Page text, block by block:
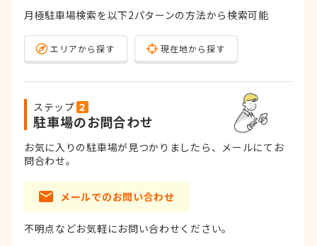
月極駐車場検索を以下2パターンの方法から検索可能
エリアから探す 現在地から探す
ステップ
駐車場のお問合わせ
お気に入りの駐車場が見つかりましたら、メールにてお
問合わせ。
メールでのお問い合わせ
不明点などお気軽にお問い合わせください。